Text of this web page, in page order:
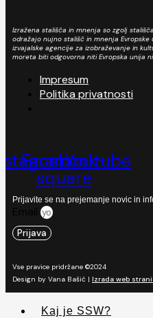
Izražena stališča in mnenja so zgolj
odražajo nujno stališč in mnenja Evropske
izvajalske agencije za izobraževanje in
moreta biti odgovorna niti Evropska unija
Impresum
Politika privatnosti
Facebook-
square
Youtube
Prijavite se na prejemanje novic in
Prijava
Vse pravice pridržane ©2024
Design by Vana Bašić | Izrada web
Kaj je SSW?